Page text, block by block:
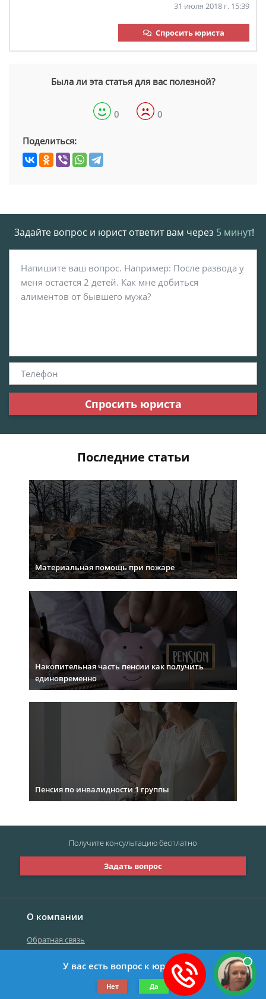
31 июля 2018 г. 15:39
Спросить юриста
Была ли эта статья для вас полезной?
0 0
Поделиться:
Задайте вопрос и юрист ответит вам через 5 минут!
Спросить юриста
Последние статьи
Материальная помощь при пожаре
Накопительная часть пенсии как получить
единовременно
Пенсия по инвалидности 1 группы
О компании
Обратная связь
©2019-2026 Все права защищены.
Задать вопрос
Получите консультациюбесплатно
У вас есть вопрос к юристу?
Нет Да